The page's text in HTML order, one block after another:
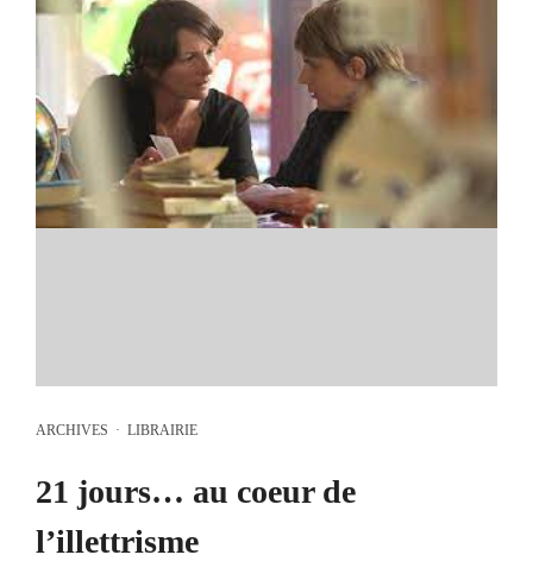
ARCHIVES · LIBRAIRIE
21 jours… au coeur de
l’illettrisme